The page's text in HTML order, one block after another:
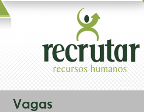
Vagas